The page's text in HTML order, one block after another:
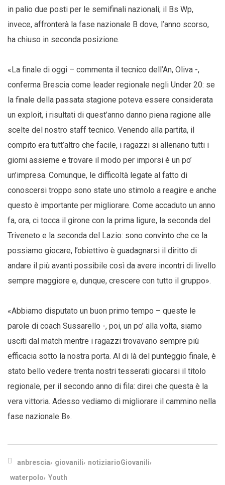
in palio due posti per le semifinali nazionali; il Bs Wp,
invece, affronterà la fase nazionale B dove, l’anno scorso,
ha chiuso in seconda posizione.
«La finale di oggi – commenta il tecnico dell’An, Oliva -,
conferma Brescia come leader regionale negli Under 20: se
la finale della passata stagione poteva essere considerata
un exploit, i risultati di quest’anno danno piena ragione alle
scelte del nostro staff tecnico. Venendo alla partita, il
compito era tutt’altro che facile, i ragazzi si allenano tutti i
giorni assieme e trovare il modo per imporsi è un po’
un’impresa. Comunque, le difficoltà legate al fatto di
conoscersi troppo sono state uno stimolo a reagire e anche
questo è importante per migliorare. Come accaduto un anno
fa, ora, ci tocca il girone con la prima ligure, la seconda del
Triveneto e la seconda del Lazio: sono convinto che ce la
possiamo giocare, l’obiettivo è guadagnarsi il diritto di
andare il più avanti possibile così da avere incontri di livello
sempre maggiore e, dunque, crescere con tutto il gruppo».
«Abbiamo disputato un buon primo tempo – queste le
parole di coach Sussarello -, poi, un po’ alla volta, siamo
usciti dal match mentre i ragazzi trovavano sempre più
efficacia sotto la nostra porta. Al di là del punteggio finale, è
stato bello vedere trenta nostri tesserati giocarsi il titolo
regionale, per il secondo anno di fila: direi che questa è la
vera vittoria. Adesso vediamo di migliorare il cammino nella
fase nazionale B».
anbrescia, giovanili, notiziarioGiovanili,
waterpolo, Youth